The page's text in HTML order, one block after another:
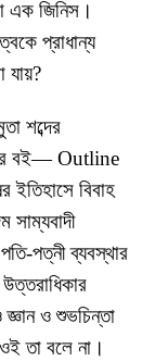
এক জিনিস।
প্রাধান্য
যায়?
শব্দের
বই— Outline
বিবাহ
পত্নী ব্যবস্থার
ও শুভচিন্তা
তা বলে না।